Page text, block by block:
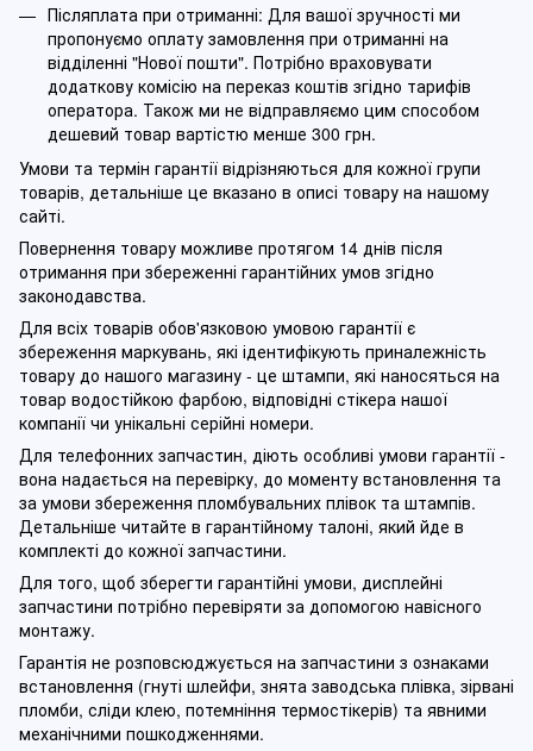
Післяплата при отриманні: Для вашої зручності ми
пропонуємо оплату замовлення при отриманні на
відділенні "Нової пошти". Потрібно враховувати
додаткову комісію на переказ коштів згідно тарифів
оператора. Також ми не відправляємо цим способом
дешевий товар вартістю менше 300 грн.
Умови та термін гарантії відрізняються для кожної групи
товарів, детальніше це вказано в описі товару на нашому
сайті.
Повернення товару можливе протягом 14 днів після
отримання при збереженні гарантійних умов згідно
законодавства.
Для всіх товарів обов'язковою умовою гарантії є
збереження маркувань, які ідентифікують приналежність
товару до нашого магазину - це штампи, які наносяться на
товар водостійкою фарбою, відповідні стікера нашої
компанії чи унікальні серійні номери.
Для телефонних запчастин, діють особливі умови гарантії -
вона надається на перевірку, до моменту встановлення та
за умови збереження пломбувальних плівок та штампів.
Детальніше читайте в гарантійному талоні, який йде в
комплекті до кожної запчастини.
Для того, щоб зберегти гарантійні умови, дисплейні
запчастини потрібно перевіряти за допомогою навісного
монтажу.
Гарантія не розповсюджується на запчастини з ознаками
встановлення (гнуті шлейфи, знята заводська плівка, зірвані
пломби, сліди клею, потемніння термостікерів) та явними
механічними пошкодженнями.